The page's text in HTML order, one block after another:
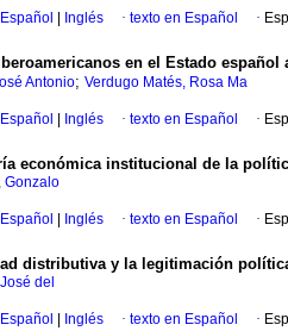
Inglés · texto en Español ·
en el Estado
Antonio; Verdugo Matés, Rosa Ma
Inglés · texto en Español ·
económica institucional de la
Gonzalo
Inglés · texto en Español ·
distributiva y la legitimación
del
Inglés · texto en Español ·